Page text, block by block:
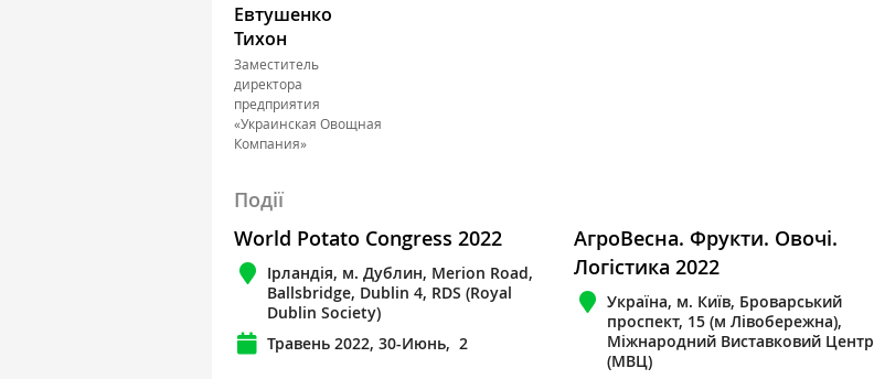
Евтушенко
Тихон
Заместитель
директора
предприятия
«Украинская Овощная
Компания»
Події
World Potato Congress 2022
Ірландія, м. Дублин, Merion Road,
Ballsbridge, Dublin 4, RDS (Royal
Dublin Society)
Травень 2022, 30-Июнь, 2
АгроВесна. Фрукти. Овочі.
Логістика 2022
Україна, м. Київ, Броварський
проспект, 15 (м Лівобережна),
Міжнародний Виставковий Центр
(МВЦ)